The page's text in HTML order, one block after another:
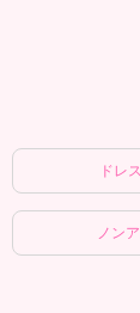
ドレ
ノン